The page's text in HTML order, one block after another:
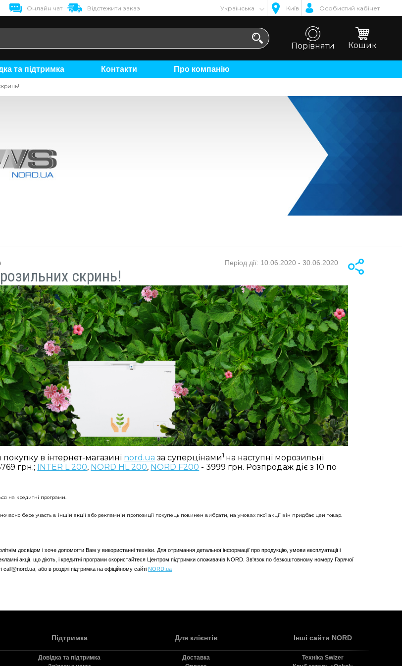
Онлайн чат Відстежити заказ Українська Київ Особистий кабінет
Порівняти Кошик
та підтримка Контакти Про компанію
Період дії: 10.06.2020 - 30.06.2020
скринь!
в інтернет-магазині nord.ua за суперцінами1 на наступні морозильні
грн.; INTER L 200, NORD HL 200, NORD F200 - 3999 грн. Розпродаж діє з 10 по
на кредитні програми.​
бере участь в іншій акції або рекламній пропозиції покупець повинен вибрати, на умовах якої акції він придбає цей товар.​
досвідом і хоче допомогти Вам у використанні техніки. Для отримання детальної інформації про продукцію, умови експлуатації і
акції, що діють, і кредитні програми скористайтеся Центром підтримки споживачів NORD. Зв'язок по безкоштовному номеру Гарячої
call@nord.ua, або в розділі підтримка на офіційному сайті NORD.ua
Підтримка
Довідка та підтримка
Для клієнтів
Доставка
Інші сайти NORD
Технiка Swizer